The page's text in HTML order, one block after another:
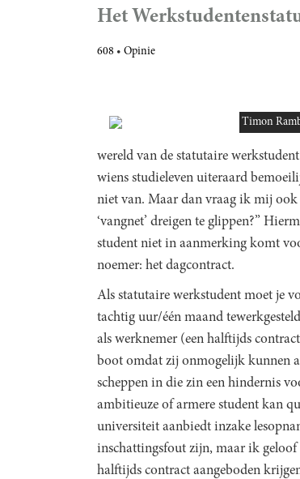
Het
608 Opinie
Timon
wereld van de statutaire
wiens studieleven uiteraard
niet van. Maar dan vraag ik mij ook
‘vangnet’ dreigen te glippen?”
student niet in aanmerking komt
noemer: het dagcontract.
Als statutaire werkstudent moet je
tachtig uur/één maand
als werknemer (een halftijds
boot omdat zij onmogelijk kunnen
scheppen in die zin een hindernis
ambitieuze of armere student kan
universiteit aanbiedt inzake
inschattingsfout zijn, maar ik geloof
halftijds contract aangeboden